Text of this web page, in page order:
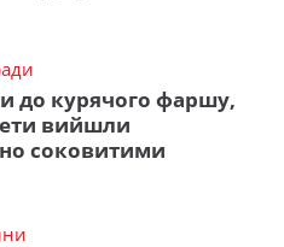
до курячого фаршу,
вийшли
соковитими